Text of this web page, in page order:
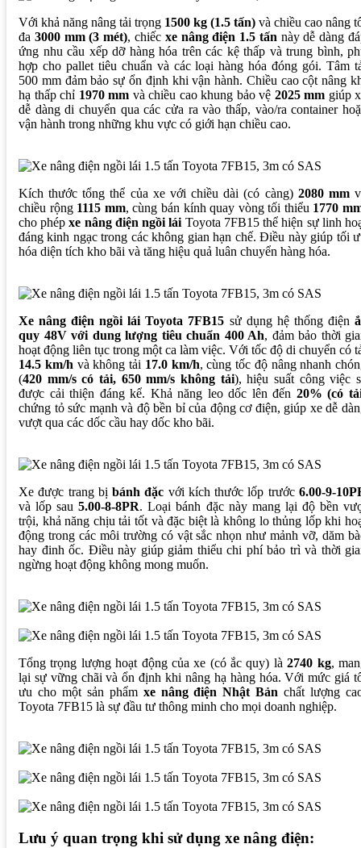
Với khả năng nâng tải trọng 1500 kg (1.5 tấn) và chiều cao nâng
đa 3000 mm (3 mét), chiếc xe nâng điện 1.5 tấn này dễ dàng
ứng nhu cầu xếp dỡ hàng hóa trên các kệ thấp và trung bình,
hợp cho pallet tiêu chuẩn và các loại hàng hóa đóng gói. Tâm
500 mm đảm bảo sự ổn định khi vận hành. Chiều cao cột nâng
hạ thấp chỉ 1970 mm và chiều cao khung bảo vệ 2025 mm giúp
dễ dàng di chuyển qua các cửa ra vào thấp, vào/ra container
vận hành trong những khu vực có giới hạn chiều cao.
Kích thước tổng thể của xe với chiều dài (có càng) 2080 mm
chiều rộng 1115 mm, cùng bán kính quay vòng tối thiểu 1770
cho phépxe nâng điện ngồi lái Toyota 7FB15 thể hiện sự linh
đáng kinh ngạc trong các không gian hạn chế. Điều này giúp tối
hóa diện tích kho bãi và tăng hiệu quả luân chuyển hàng hóa.
Xe nâng điện ngồi lái Toyota 7FB15 sử dụng hệ thống điện
quy 48V với dung lượng tiêu chuẩn 400 Ah, đảm bảo thời
hoạt động liên tục trong một ca làm việc. Với tốc độ di chuyển có
14.5 km/h và không tải 17.0 km/h, cùng tốc độ nâng nhanh
(420 mm/s có tải, 650 mm/s không tải), hiệu suất công việc
được cải thiện đáng kể. Khả năng leo dốc lên đến 20% (có
chứng tỏ sức mạnh và độ bền bỉ của động cơ điện, giúp xe dễ
vượt qua các dốc cầu hay dốc kho bãi.
Xe được trang bịbánh đặc với kích thước lốp trước6.00-9-
và lốp sau5.00-8-8PR. Loại bánh đặc này mang lại độ bền
trội, khả năng chịu tải tốt và đặc biệt là không lo thủng lốp khi
động trong các môi trường có vật sắc nhọn như mảnh vỡ, dăm
hay đinh ốc. Điều này giúp giảm thiểu chi phí bảo trì và thời
ngừng hoạt động không mong muốn.
Tổng trọng lượng hoạt động của xe (có ắc quy) là2740 kg,
lại sự vững chãi và ổn định khi nâng hạ hàng hóa. Với mức giá
ưu cho một sản phẩm xe nâng điện Nhật Bản chất lượng
Toyota 7FB15 là sự đầu tư thông minh cho mọi doanh nghiệp.
Lưu ý quan trọng khi sử dụng xe nâng điện: